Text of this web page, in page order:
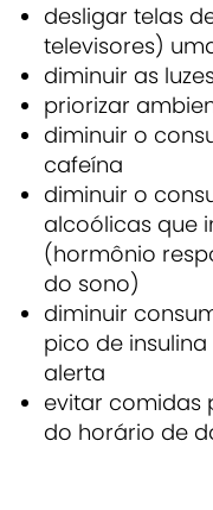
desligar telas
televisores)
diminuir as
priorizar
diminuir o
cafeína
diminuir o
alcoólicas que
(hormônio
do sono)
diminuir
pico de
alerta
evitar comidas
do horário de